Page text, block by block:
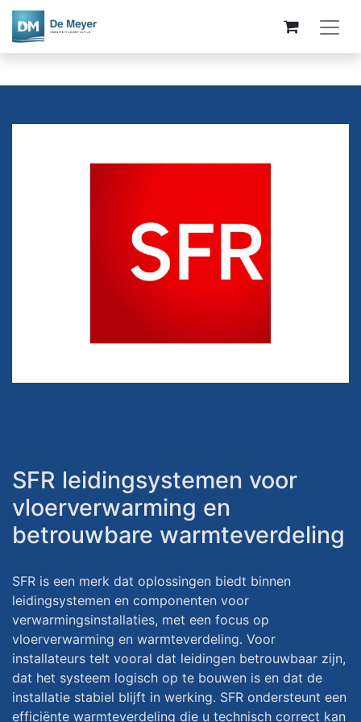
SFR leidingsystemen voor
vloerverwarming en
betrouwbare warmteverdeling
SFR is een merk dat oplossingen biedt binnen
leidingsystemen en componenten voor
verwarmingsinstallaties, met een focus op
vloerverwarming en warmteverdeling. Voor
installateurs telt vooral dat leidingen betrouwbaar zijn,
dat het systeem logisch op te bouwen is en dat de
installatie stabiel blijft in werking. SFR ondersteunt een
efficiënte warmteverdeling die u technisch correct kan